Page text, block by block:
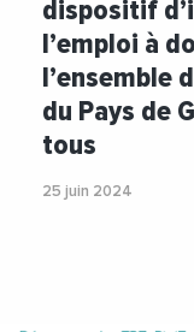
dispositif
l’emploi à
l’ensemble
du Pays de
tous
25 juin 2024